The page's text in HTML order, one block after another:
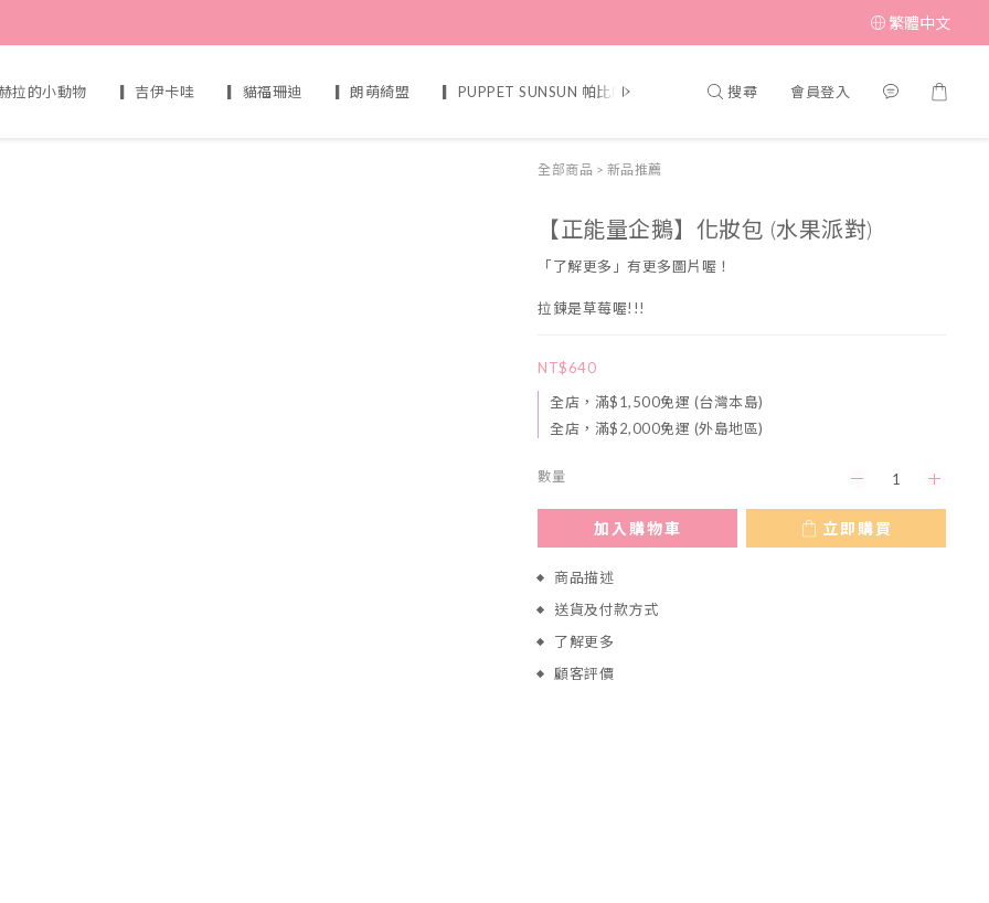
繁體中文
拉的小動物 ▎吉伊卡哇 ▎貓福珊迪 ▎朗萌綺盟 ▎PUPPET SUNSUN 帕比順順 ▎MUFFIN CORNER 瑪芬角落
搜尋 會員登入
全部商品 > 新品推薦
【正能量企鵝】化妝包 (水果派對)
「了解更多」有更多圖片喔！
拉鍊是草莓喔!!!
NT$640
全店，滿$1,500免運 (台灣本島)
全店，滿$2,000免運 (外島地區)
數量
加入購物車 立即購買
商品描述
送貨及付款方式
了解更多
顧客評價